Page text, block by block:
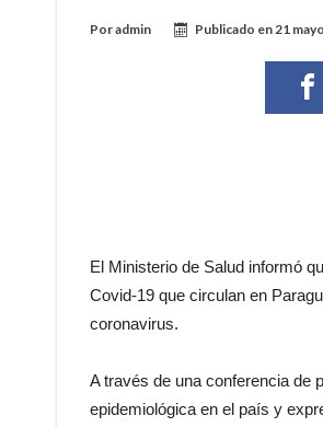
Poradmin Publicado en21
El Ministerio de Salud informó
Covid-19 que circulan en
coronavirus.
A través de una conferencia de
epidemiológica en el país y